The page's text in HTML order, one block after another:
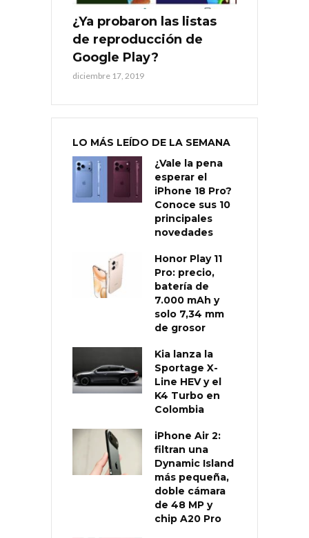
¿Ya probaron las listas
de reproducción de
Google Play?
diciembre 17, 2019
LO MÁS LEÍDO DE LA SEMANA
¿Vale la pena
esperar el
iPhone 18 Pro?
Conoce sus 10
principales
novedades
Honor Play 11
Pro: precio,
batería de
7.000 mAh y
solo 7,34 mm
de grosor
Kia lanza la
Sportage X-
Line HEV y el
K4 Turbo en
Colombia
iPhone Air 2:
filtran una
Dynamic Island
más pequeña,
doble cámara
de 48 MP y
chip A20 Pro